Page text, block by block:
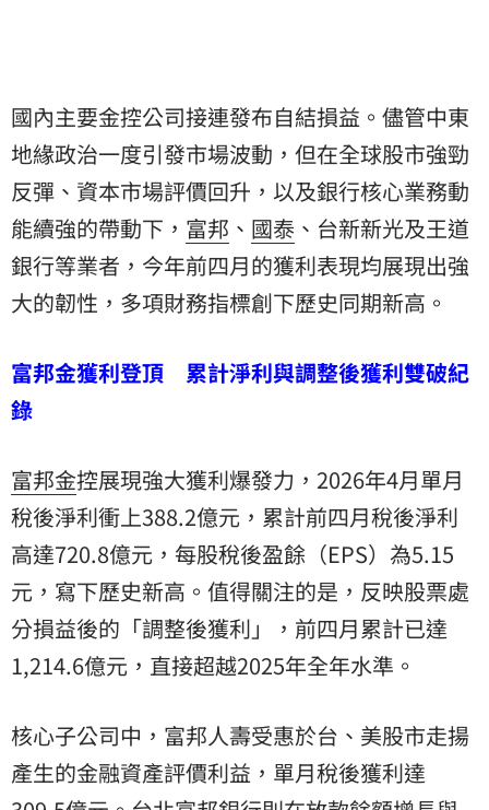
國內主要金控公司接連發布自結損益。儘管中東
地緣政治一度引發市場波動，但在全球股市強勁
反彈、資本市場評價回升，以及銀行核心業務動
能續強的帶動下， 富邦 、 國泰 、台新新光及王道
銀行等業者，今年前四月的獲利表現均展現出強
大的韌性，多項財務指標創下歷史同期新高。
富邦金獲利登頂 累計淨利與調整後獲利雙破紀
錄
富邦金控展現強大獲利爆發力，2026年4月單月
稅後淨利衝上388.2億元，累計前四月稅後淨利
高達720.8億元，每股稅後盈餘（EPS）為5.15
元，寫下歷史新高。值得關注的是，反映股票處
分損益後的「調整後獲利」，前四月累計已達
1,214.6億元，直接超越2025年全年水準。
核心子公司中，富邦人壽受惠於台、美股市走揚
產生的金融資產評價利益，單月稅後獲利達